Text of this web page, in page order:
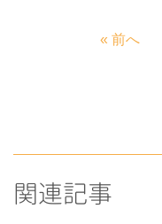
« 前へ
関連記事